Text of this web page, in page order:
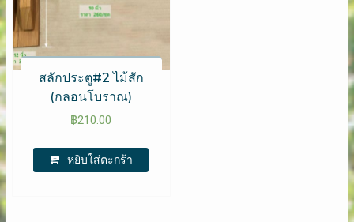
สลักประตู#2 ไม้สัก
(กลอนโบราณ)
฿210.00
หยิบใส่ตะกร้า